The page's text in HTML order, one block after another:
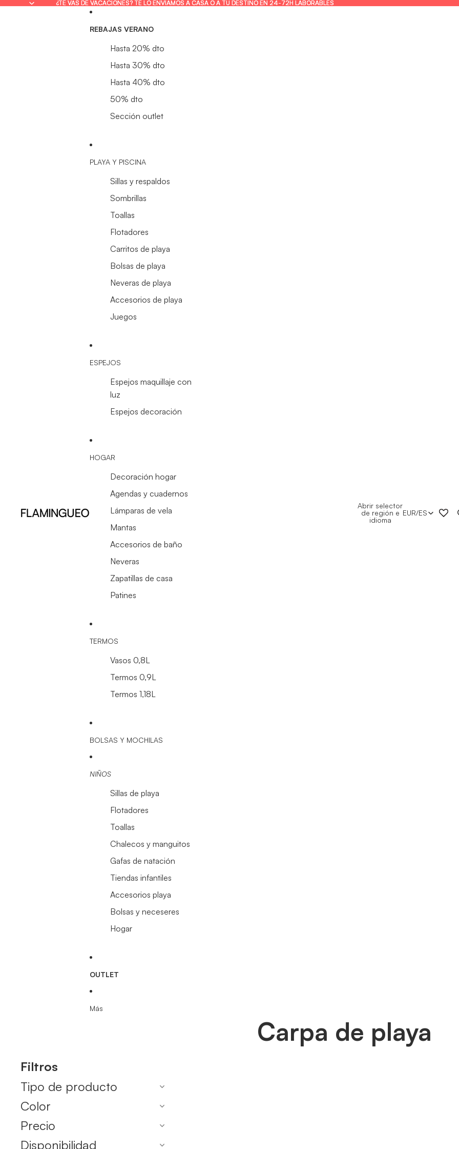
¿TE VAS DE VACACIONES? TE LO ENVIAMOS A CASA O A TU DESTINO EN 24-72H LABORABLES
¿TE VAS DE VACACIONES? TE LO ENVIAMOS A CASA O A TU DESTINO EN 24-72H LABORABLES
REBAJAS VERANO
Hasta 20% dto
Hasta 30% dto
Hasta 40% dto
50% dto
Sección outlet
PLAYA Y PISCINA
Sillas y respaldos
Sombrillas
Toallas
Flotadores
Carritos de playa
Bolsas de playa
Neveras de playa
Accesorios de playa
Juegos
ESPEJOS
Espejos maquillaje con
luz
Espejos decoración
HOGAR
Decoración hogar
Agendas y cuadernos
Lámparas de vela
Mantas
Accesorios de baño
Neveras
Zapatillas de casa
Patines
TERMOS
Vasos 0,8L
Termos 0,9L
Termos 1,18L
BOLSAS Y MOCHILAS
NIÑOS
Sillas de playa
Flotadores
Toallas
Chalecos y manguitos
Gafas de natación
Tiendas infantiles
Accesorios playa
Bolsas y neceseres
Hogar
OUTLET
Más
Abrir selector
de región e
idioma
EUR/ES
Carpa de playa
Filtros
Tipo de producto
Color
Precio
Disponibilidad